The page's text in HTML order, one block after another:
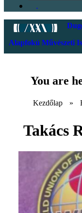
.
Alapfokú Művészeti
You are
Kezdőlap »
Takács